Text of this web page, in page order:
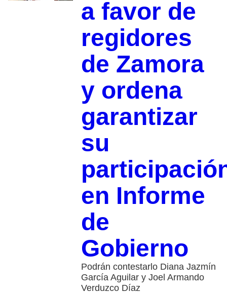
a favor de
regidores
de Zamora
y ordena
garantizar
su
en Informe
de
Gobierno
Podrán contestarlo Diana Jazmín
García Aguilar y Joel Armando
Verduzco Díaz